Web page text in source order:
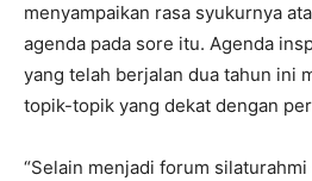
menyampaikan rasa syukurnya
agenda pada sore itu. Agenda
yang telah berjalan dua tahun ini
topik-topik yang dekat dengan
“Selain menjadi forum